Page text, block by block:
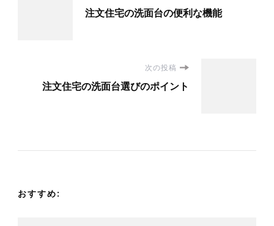
ー
ョ
注文住宅の洗面台の便利な機能
次の投稿
注文住宅の洗面台選びのポイント
おすすめ: